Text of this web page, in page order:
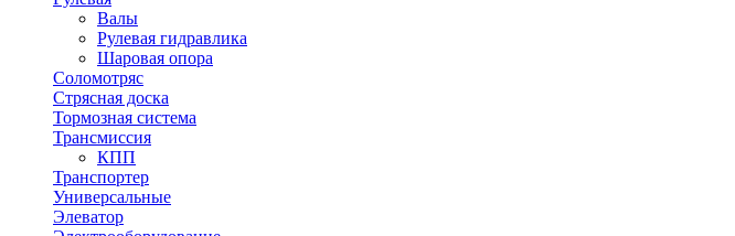
Валы
Рулевая гидравлика
Шаровая опора
Соломотряс
Стрясная доска
Тормозная система
Трансмиссия
КПП
Транспортер
Универсальные
Элеватор